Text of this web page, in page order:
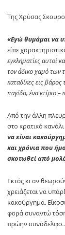
Της Χρύσας
«Εγώ θυμάμαι να
είπε
εγκληματίες αυτοί
τον άδικο χαμό των
καταδίκες εις
παγίδα, ένα κτίριο –
Από την άλλη
στο κρατικό
να είναι
και χρόνια που
σκοτωθεί από
Εκτός κι αν
χρειάζεται να
κακούργημα.
φορά συναντώ
πρώην